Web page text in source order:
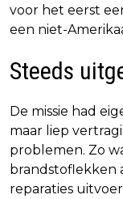
voor het eerst
een niet-
Steeds
De missie had
maar liep
problemen. Zo
brandstoflekken
reparaties